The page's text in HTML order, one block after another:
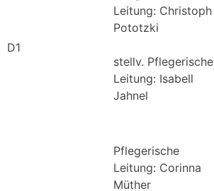
D1
Leitung: Christoph
Pototzki
stellv. Pflegerische
Leitung: Isabell
Jahnel
Pflegerische
Leitung: Corinna
Müther